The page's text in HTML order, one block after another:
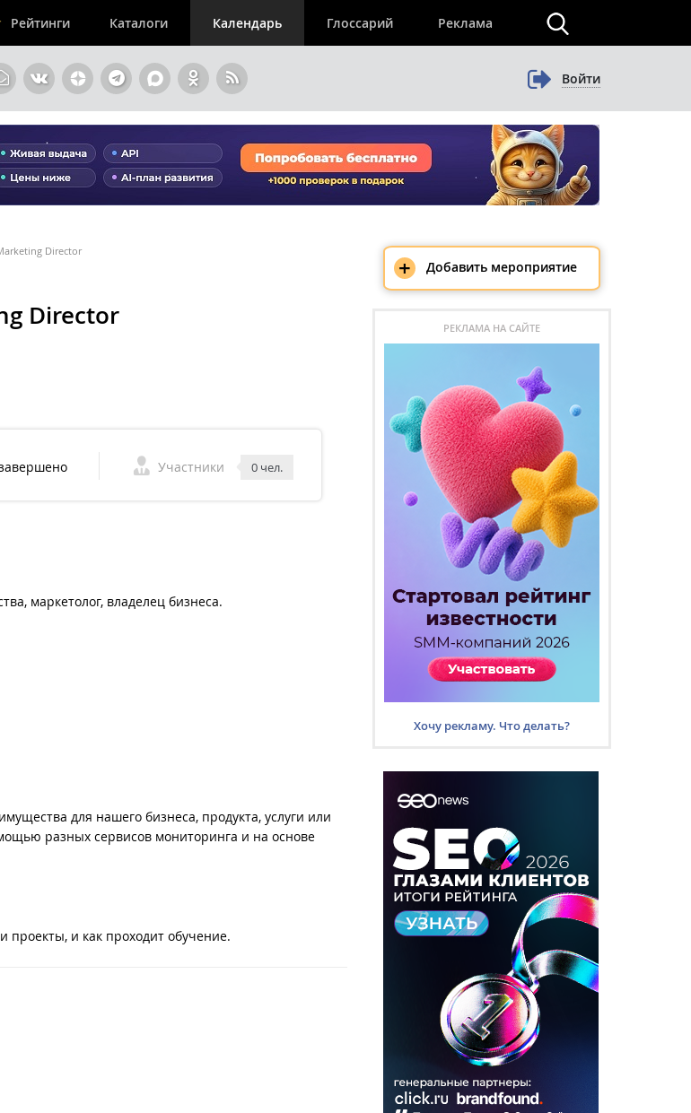
Рейтинги Каталоги Календарь Глоссарий Реклама
Войти
Director
Director
Участники 0 чел.
маркетолог, владелец бизнеса.
для нашего бизнеса, продукта, услуги или
разных сервисов мониторинга и на основе
проекты, и как проходит обучение.
+ Добавить мероприятие
РЕКЛАМА НА САЙТЕ
Хочу рекламу. Что делать?